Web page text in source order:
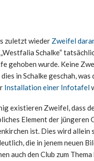
zuletzt wieder Zweifel
Schalke“
gehoben wurde. Keine
dies in Schalke geschah,
Installation einer Infotafel
existieren Zweifel, dass
Element der jüngeren
ist. Dies wird allein
die in jenem neuen
auch den Club zum